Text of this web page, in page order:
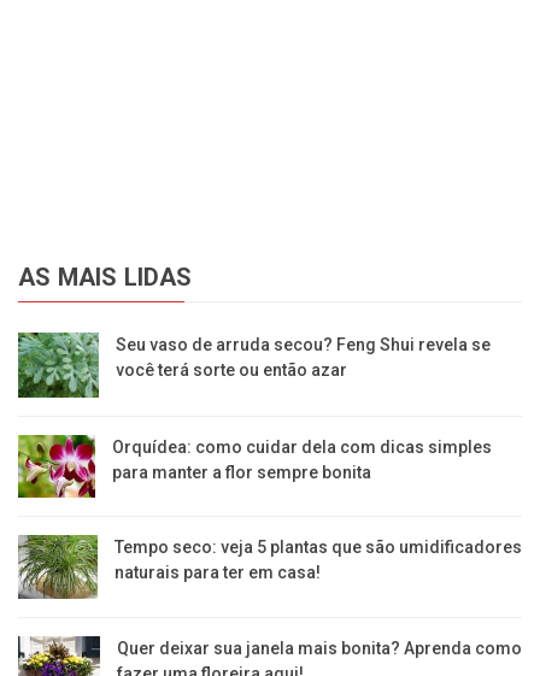
AS MAIS LIDAS
Seu vaso de arruda secou? Feng Shui revela se
você terá sorte ou então azar
Orquídea: como cuidar dela com dicas simples
para manter a flor sempre bonita
Tempo seco: veja 5 plantas que são umidificadores
naturais para ter em casa!
Quer deixar sua janela mais bonita? Aprenda como